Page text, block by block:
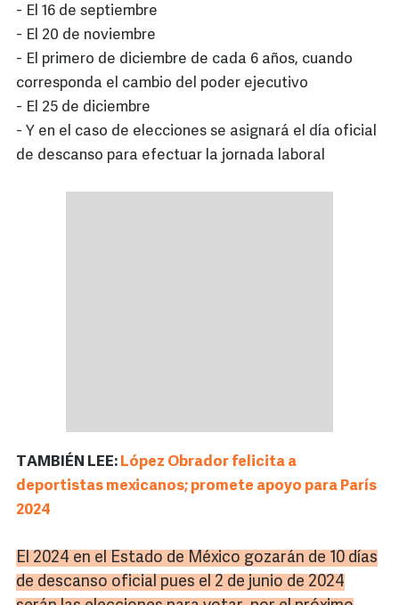
- El 16 de septiembre
- El 20 de noviembre
- El primero de diciembre de cada 6 años, cuando
corresponda el cambio del poder ejecutivo
- El 25 de diciembre
- Y en el caso de elecciones se asignará el día oficial
de descanso para efectuar la jornada laboral
TAMBIÉN LEE: López Obrador felicita a
deportistas mexicanos; promete apoyo para París
2024
El 2024 en el Estado de México gozarán de 10 días
de descanso oficial pues el 2 de junio de 2024